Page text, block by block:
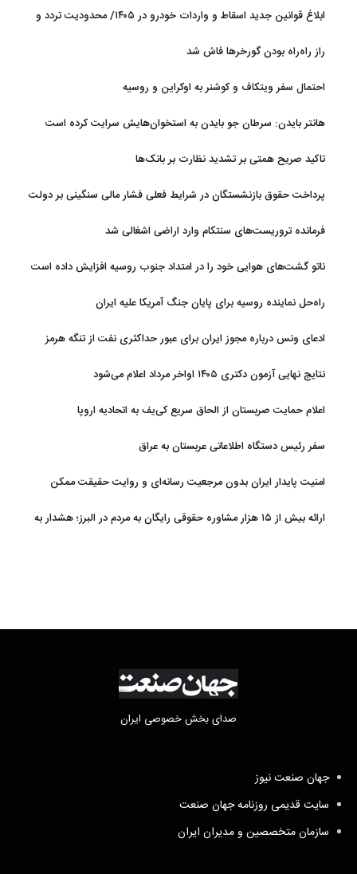
ابلاغ قوانین جدید اسقاط و واردات خودرو در ۱۴۰۵/ محدودیت تردد و
راز راه‌راه بودن گورخرها فاش شد
احتمال سفر ویتکاف و کوشنر به اوکراین و روسیه
هانتر بایدن: سرطان جو بایدن به استخوان‌هایش سرایت کرده است
تاکید صریح همتی بر تشدید نظارت بر بانک‌ها
پرداخت حقوق بازنشستگان در شرایط فعلی فشار مالی سنگینی بر دولت
فرمانده تروریست‌های سنتکام وارد اراضی اشغالی شد
ناتو گشت‌های هوایی خود را در امتداد جنوب روسیه افزایش داده است
راه‌حل نماینده روسیه برای پایان جنگ آمریکا علیه ایران
ادعای ونس درباره مجوز ایران برای عبور حداکثری نفت از تنگه هرمز
نتایج نهایی آزمون دکتری ۱۴۰۵ اواخر مرداد اعلام می‌شود
اعلام حمایت صربستان از الحاق سریع کی‌یف به اتحادیه اروپا
سفر رئیس دستگاه اطلاعاتی عربستان به عراق
امنیت پایدار ایران بدون مرجعیت رسانه‌ای و روایت حقیقت ممکن
ارائه بیش از ۱۵ هزار مشاوره حقوقی رایگان به مردم در البرز؛ هشدار به
صدای بخش خصوصی ایران
جهان صنعت نیوز
سایت قدیمی روزنامه جهان صنعت
سازمان متخصصین و مدیران ایران